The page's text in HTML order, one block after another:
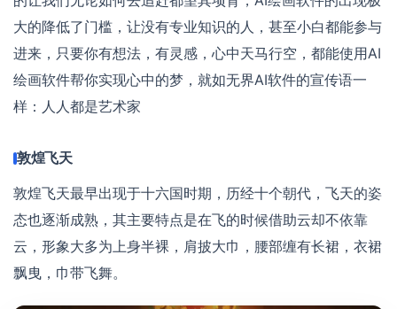
大的降低了门槛，让没有专业知识的人，甚至小白都能参与
进来，只要你有想法，有灵感，心中天马行空，都能使用AI
绘画软件帮你实现心中的梦，就如无界AI软件的宣传语一
样：人人都是艺术家
敦煌飞天
敦煌飞天最早出现于十六国时期，历经十个朝代，飞天的姿
态也逐渐成熟，其主要特点是在飞的时候借助云却不依靠
云，形象大多为上身半裸，肩披大巾，腰部缠有长裙，衣裙
飘曳，巾带飞舞。